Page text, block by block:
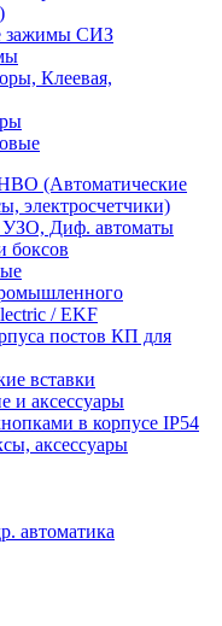
зажимы СИЗ
Клеевая,
(Автоматические
электросчетчики)
УЗО, Диф. автоматы
боксов
/ EKF
постов КП для
вставки
и аксессуары
в корпусе IP54
аксессуары
автоматика